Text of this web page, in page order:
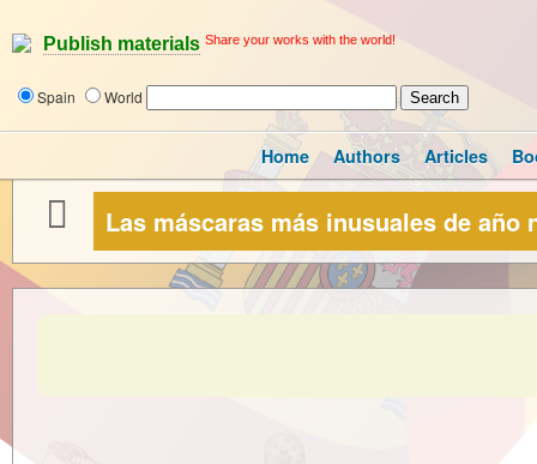
Publish materials Share your works with the world!
Spain World
Home Authors Articles
Las máscaras más inusuales de año